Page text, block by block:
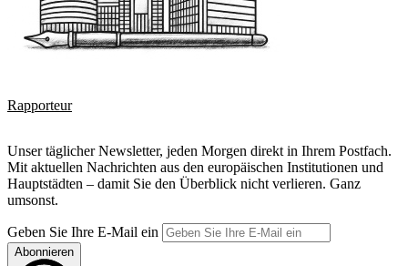
Rapporteur
Unser täglicher Newsletter, jeden Morgen direkt in Ihrem Postfach.
Mit aktuellen Nachrichten aus den europäischen Institutionen und
Hauptstädten – damit Sie den Überblick nicht verlieren. Ganz
umsonst.
Geben Sie Ihre E-Mail ein
Abonnieren